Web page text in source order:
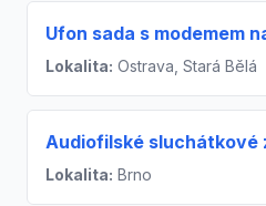
Ufon sada s modemem
Lokalita: Ostrava, Stará Bělá
Audiofilské sluchátkové
Lokalita: Brno